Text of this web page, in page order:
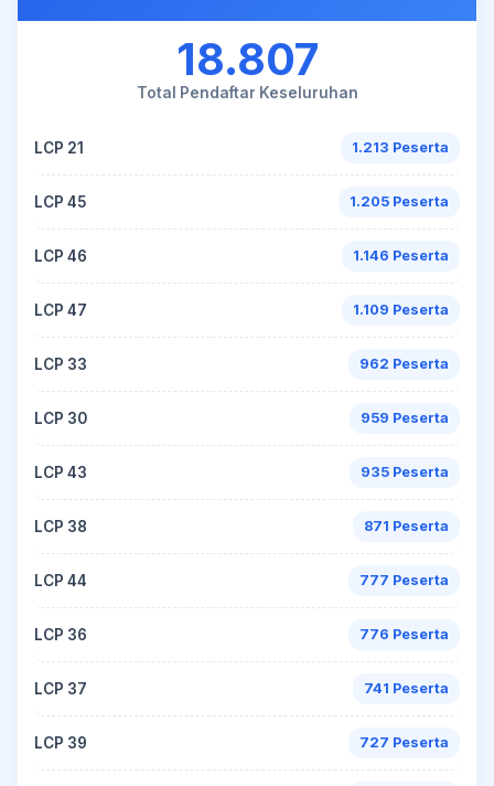
18.807
Total Pendaftar Keseluruhan
LCP 21 1.213 Peserta
LCP 45 1.205 Peserta
LCP 46 1.146 Peserta
LCP 47 1.109 Peserta
LCP 33 962 Peserta
LCP 30 959 Peserta
LCP 43 935 Peserta
LCP 38 871 Peserta
LCP 44 777 Peserta
LCP 36 776 Peserta
LCP 37 741 Peserta
LCP 39 727 Peserta